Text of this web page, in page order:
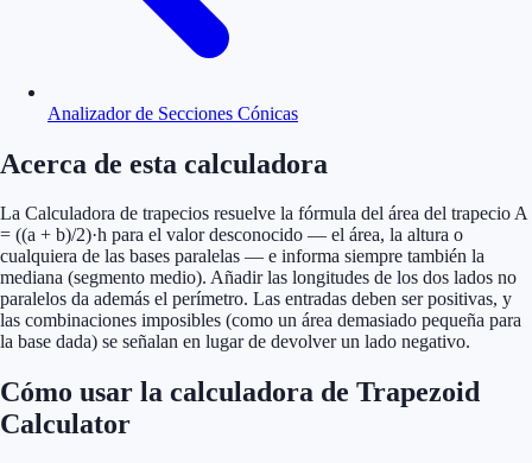
Analizador de Secciones Cónicas
Acerca de esta calculadora
La Calculadora de trapecios resuelve la fórmula del área del trapecio A
= ((a + b)/2)·h para el valor desconocido — el área, la altura o
cualquiera de las bases paralelas — e informa siempre también la
mediana (segmento medio). Añadir las longitudes de los dos lados no
paralelos da además el perímetro. Las entradas deben ser positivas, y
las combinaciones imposibles (como un área demasiado pequeña para
la base dada) se señalan en lugar de devolver un lado negativo.
Cómo usar la calculadora de Trapezoid
Calculator